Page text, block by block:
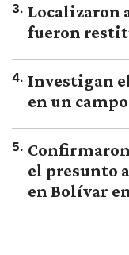
3. Localizaron
fueron
4. Investigan
en un
5.
el presunto
en Bolívar